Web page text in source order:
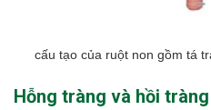
cấu tạo của ruột non gồm tá
Hỗng tràng và hồi tràng